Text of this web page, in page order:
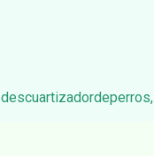
descuartizadordeperros,